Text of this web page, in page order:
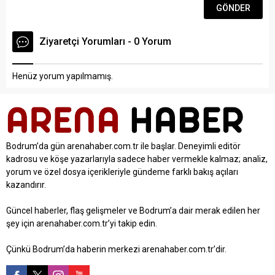
Ziyaretçi Yorumları - 0 Yorum
Henüz yorum yapılmamış.
Bodrum’da gün arenahaber.com.tr ile başlar. Deneyimli editör
kadrosu ve köşe yazarlarıyla sadece haber vermekle kalmaz; analiz,
yorum ve özel dosya içerikleriyle gündeme farklı bakış açıları
kazandırır.
Güncel haberler, flaş gelişmeler ve Bodrum’a dair merak edilen her
şey için arenahaber.com.tr’yi takip edin.
Çünkü Bodrum’da haberin merkezi arenahaber.com.tr’dir.